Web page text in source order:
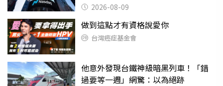
2026-08-09
做到這點才有資格說愛你
台灣癌症基金會
他意外發現台鐵神級暗黑列車！「錯
過要等一週」網驚：以為絕跡